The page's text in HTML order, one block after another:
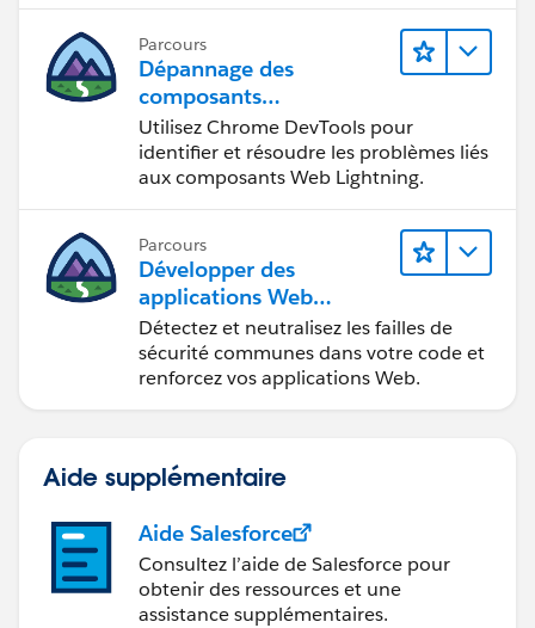
Parcours
Dépannage des
composants
Web Lightning
Utilisez Chrome DevTools pour
identifier et résoudre les problèmes liés
aux composants Web Lightning.
Parcours
Développer des
applications Web
sécurisées
Détectez et neutralisez les failles de
sécurité communes dans votre code et
renforcez vos applications Web.
Aide supplémentaire
Aide Salesforce
Consultez l’aide de Salesforce pour
obtenir des ressources et une
assistance supplémentaires.